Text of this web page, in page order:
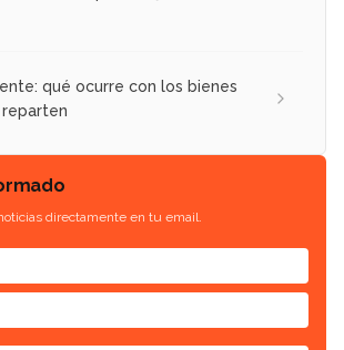
qué ocurre con los bienes
reparten
directamente en tu email.